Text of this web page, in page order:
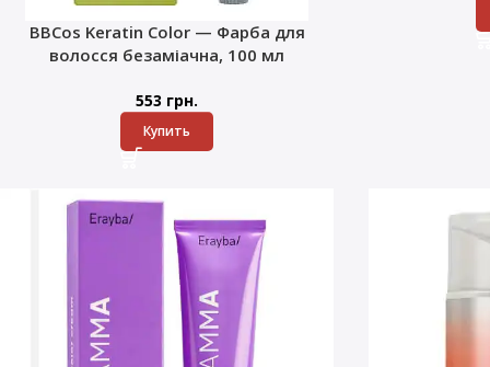
BBCos Keratin Color — Фарба для
волосся безаміачна, 100 мл
553 грн.
Купить